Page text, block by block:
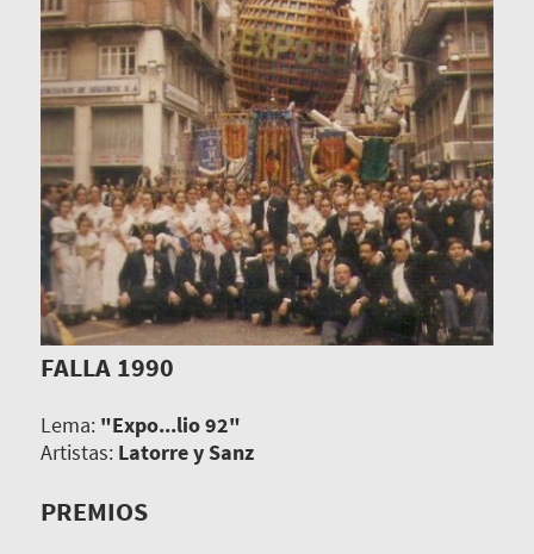
FALLA 1990
Lema: "Expo...lio 92"
Artistas: Latorre y Sanz
PREMIOS